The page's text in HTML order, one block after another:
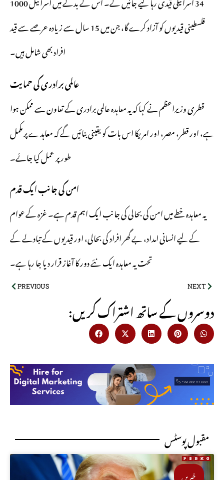
فلسطینی قیدیوں کو آزاد کرے گا، جن میں 15 سال سے زیادہ عرصے سے قید
افراد بھی شامل ہیں۔
عالمی برادری کی حمایت
قطری وزیراعظم نے کہا کہ یہ معاہدہ عالمی برادری کے تعاون سے ممکن ہوا
ہے، اور قطر، مصر، اور امریکا اس بات کو یقینی بنائیں گے کہ معاہدے پر مکمل
طور پر عمل کیا جائے۔
امن کی جانب ایک قدم
یہ معاہدہ خطے میں امن کی بحالی کی جانب ایک اہم قدم ہے۔ غزہ کے عوام
کے لیے انسانی امداد، بے گھر افراد کی بحالی، اور قیدیوں کے تبادلے کے
تحت یہ معاہدہ ایک نئے دور کا آغاز قرار دیا جا رہا ہے۔
PREVIOUS NEXT
:دوسروں کے ساتھ اشتراک کریں
مقبول پوسٹس
خبریں